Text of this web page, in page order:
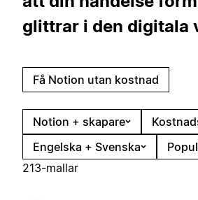
glittrar i den digitala
Få Notion utan kostnad
Notion + skapare
Engelska + Svenska
213-mallar